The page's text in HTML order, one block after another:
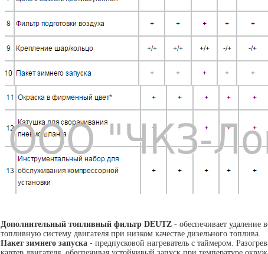
Дополнительный топливный фильтр DEUTZ - обеспечивает
топливную систему двигателя при низком качестве дизельного топлива.
Пакет зимнего запуска - предпусковой нагреватель с таймером.